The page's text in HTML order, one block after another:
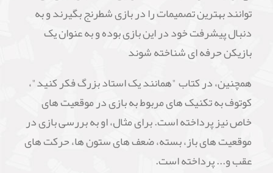
توانند بهترین تصمیمات را در بازی شطرنج بگیرند و به
دنبال پیشرفت خود در این بازی بوده و به عنوان یک
بازیکن حرفه ای شناخته شوند
همچنین، در کتاب "همانند یک استاد بزرگ فکر کنید"،
کوتوف به تکنیک های مربوط به بازی در موقعیت های
خاص نیز پرداخته است. برای مثال، او به بررسی بازی در
موقعیت های باز، بسته، ضعف های ستون ها، حرکت های
عقب و... پرداخته است.